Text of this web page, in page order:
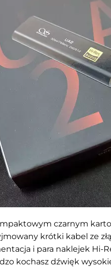
czarnym
krótki kabel ze
i para naklejek Hi-
kochasz dźwięk